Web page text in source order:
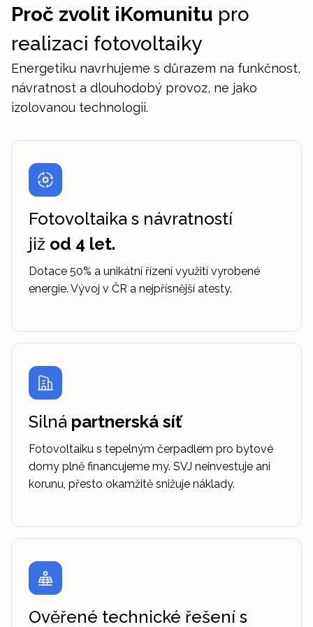
Proč zvolit iKomunitu pro
realizaci fotovoltaiky
Energetiku navrhujeme s důrazem na funkčnost,
návratnost a dlouhodobý provoz, ne jako
izolovanou technologii.
Fotovoltaika s návratností
již od 4 let.
Dotace 50% a unikátní řízení využití vyrobené
energie. Vývoj v ČR a nejpřísnější atesty.
Silná partnerská síť
Fotovoltaiku s tepelným čerpadlem pro bytové
domy plně financujeme my. SVJ neinvestuje ani
korunu, přesto okamžitě snižuje náklady.
Ověřené technické řešení s